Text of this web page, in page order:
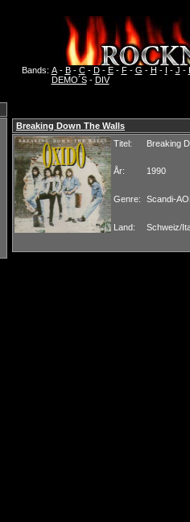
Bands: A- B- C- D- E- F- G - H - I - J -
DEMO´S- DIV
Breaking Down The Walls
Titel:
Breaking
År: 1990
Genre: Scandi-
Land: Schweiz/